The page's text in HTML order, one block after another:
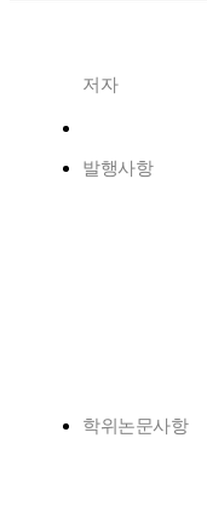
저자
발행사항
학위논문사항